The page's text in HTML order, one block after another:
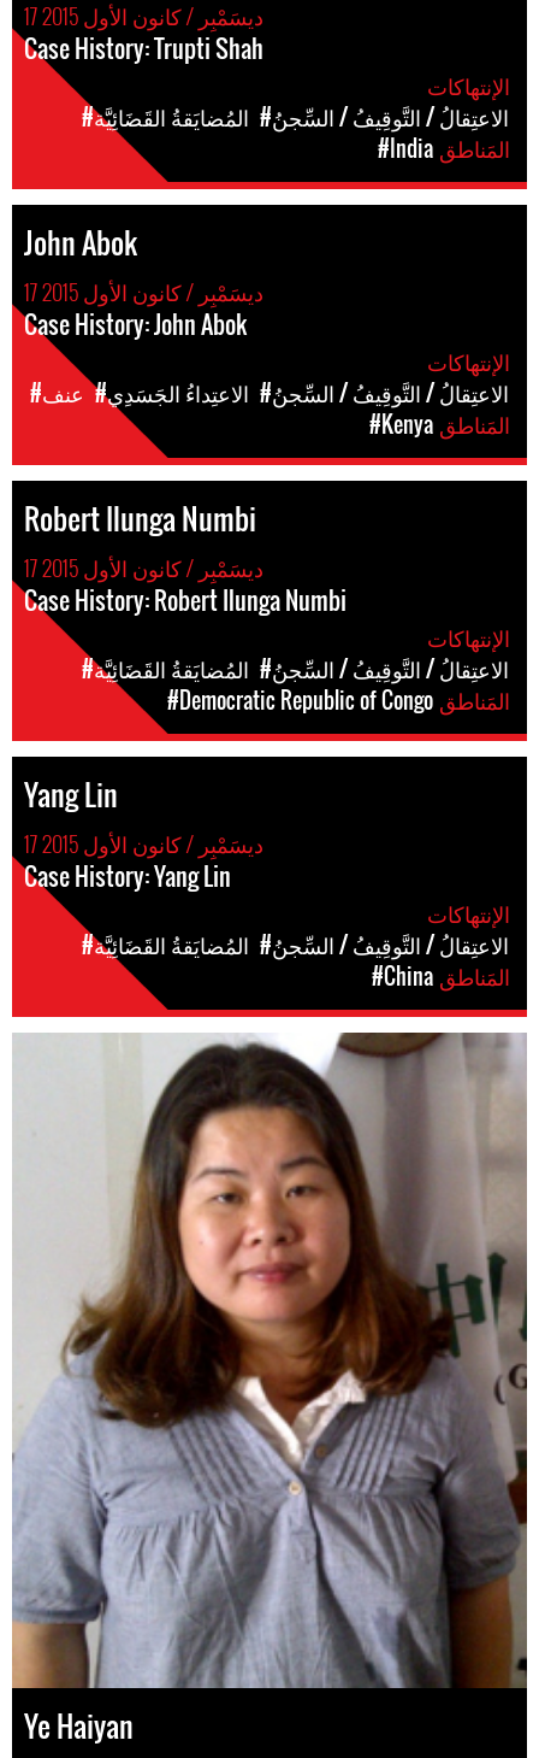
17 ديسَمْبِر / كانون الأول 2015
Case History: Trupti Shah
#المُضايَقةُ القَضَائِيَّة
#الاعتِقالُ / التَّوقِيفُ / السِّجنُ
#India
John Abok
17 ديسَمْبِر / كانون الأول 2015
Case History: John Abok
#عنف
#الاعتِداءُ الجَسَدِي
#الاعتِقالُ / التَّوقِيفُ / السِّجنُ
#Kenya
Robert Ilunga Numbi
17 ديسَمْبِر / كانون الأول 2015
Case History: Robert Ilunga Numbi
#المُضايَقةُ القَضَائِيَّة
#الاعتِقالُ / التَّوقِيفُ / السِّجنُ
#Democratic Republic of Congo
Yang Lin
17 ديسَمْبِر / كانون الأول 2015
Case History: Yang Lin
#المُضايَقةُ القَضَائِيَّة
#الاعتِقالُ / التَّوقِيفُ / السِّجنُ
#China
Ye Haiyan